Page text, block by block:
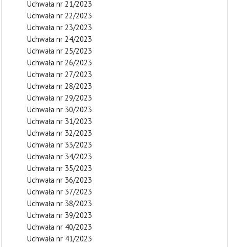
Uchwała nr 21/2023
Uchwała nr 22/2023
Uchwała nr 23/2023
Uchwała nr 24/2023
Uchwała nr 25/2023
Uchwała nr 26/2023
Uchwała nr 27/2023
Uchwała nr 28/2023
Uchwała nr 29/2023
Uchwała nr 30/2023
Uchwała nr 31/2023
Uchwała nr 32/2023
Uchwała nr 33/2023
Uchwała nr 34/2023
Uchwała nr 35/2023
Uchwała nr 36/2023
Uchwała nr 37/2023
Uchwała nr 38/2023
Uchwała nr 39/2023
Uchwała nr 40/2023
Uchwała nr 41/2023